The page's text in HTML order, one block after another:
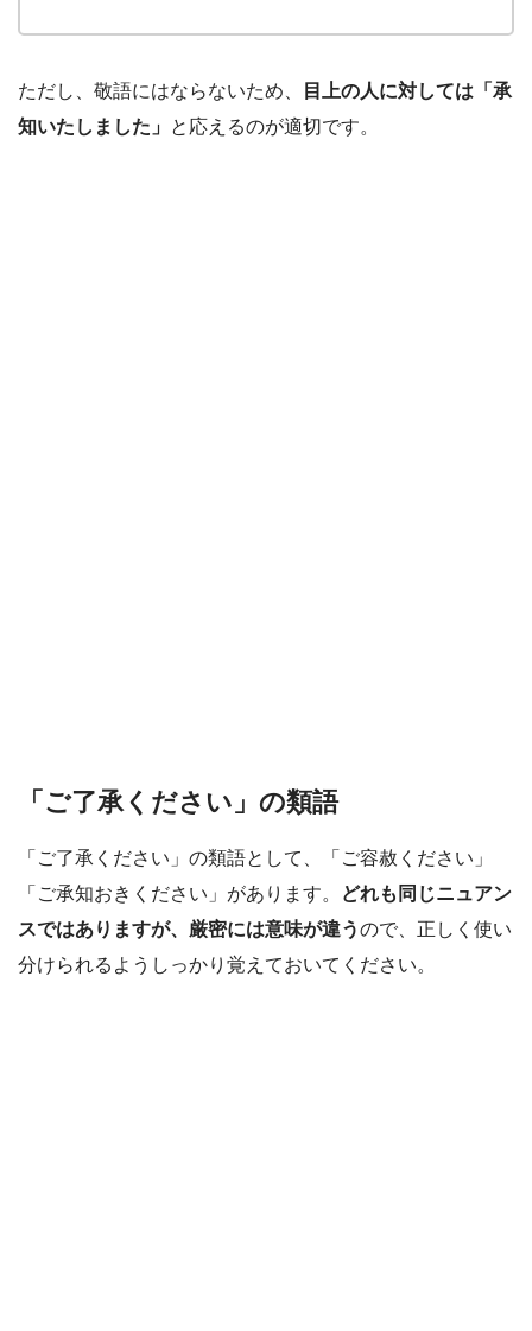
ただし、敬語にはならないため、
目上の人に対しては「承
知いたしました」 と応えるのが適切です。
「ご了承ください」の類語
「ご了承ください」の類語として、「ご容赦ください」
「ご承知おきください」があります。
どれも同じニュアン
スではありますが、厳密には意味が違うので、正しく使い
分けられるようしっかり覚えておいてください。